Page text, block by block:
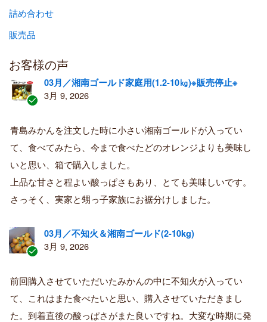
詰め合わせ
販売品
お客様の声
証
済
み
購
者
03月／湘南ゴールド家庭用(1.2-10㎏)※販売停止※
3月 9, 2026
青島みかんを注文した時に小さい湘南ゴールドが入ってい
て、食べてみたら、今まで食べたどのオレンジよりも美味し
いと思い、箱で購入しました。
上品な甘さと程よい酸っぱさもあり、とても美味しいです。
さっそく、実家と甥っ子家族にお裾分けしました。
証
済
み
購
03月／不知火＆湘南ゴールド(2-10kg)
3月 9, 2026
前回購入させていただいたみかんの中に不知火が入ってい
て、これはまた食べたいと思い、購入させていただきまし
た。到着直後の酸っぱさがまた良いですね。大変な時期に発